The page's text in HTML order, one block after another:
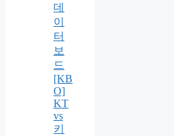
데
이
터
보
드
[KB
O]
KT
vs
키